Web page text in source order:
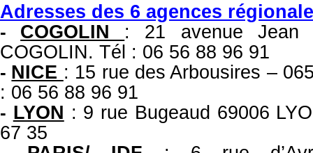
Adresses des 6 agences
- COGOLIN : 21 avenue Jean
COGOLIN. Tél : 06 56 88 96 91
- NICE : 15 rue des Arbousires –
: 06 56 88 96 91
- LYON : 9 rue Bugeaud 69006
67 35